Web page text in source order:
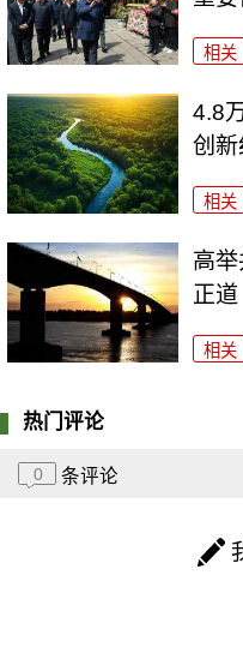
相关
4.8
创新
相关
高
正道
相关
热门评论
0 条评论